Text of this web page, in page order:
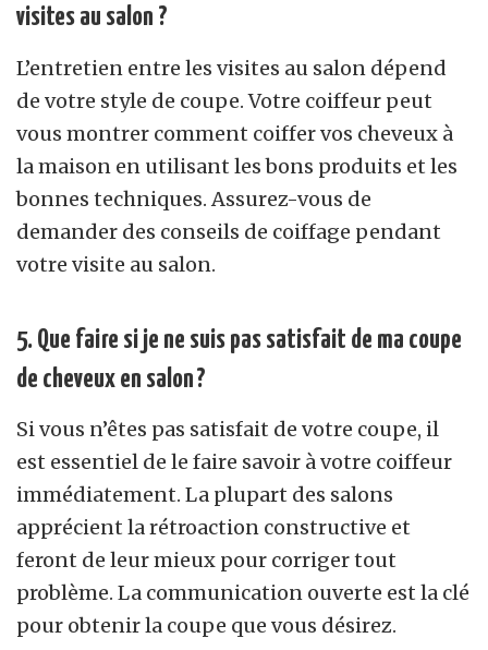
visites au salon ?
L’entretien entre les visites au salon dépend
de votre style de coupe. Votre coiffeur peut
vous montrer comment coiffer vos cheveux à
la maison en utilisant les bons produits et les
bonnes techniques. Assurez-vous de
demander des conseils de coiffage pendant
votre visite au salon.
5. Que faire si je ne suis pas satisfait de ma coupe
de cheveux en salon ?
Si vous n’êtes pas satisfait de votre coupe, il
est essentiel de le faire savoir à votre coiffeur
immédiatement. La plupart des salons
apprécient la rétroaction constructive et
feront de leur mieux pour corriger tout
problème. La communication ouverte est la clé
pour obtenir la coupe que vous désirez.